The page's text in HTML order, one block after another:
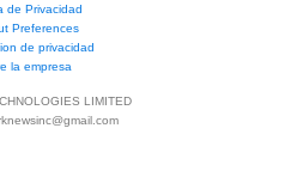
de Privacidad
Preferences
de privacidad
la empresa
LIMITED